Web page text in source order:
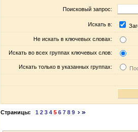
Поисковый запрос:
Искать в:
Не искать в ключевых словах:
Искать во всех группах ключевых слов:
Искать только в указанных группах:
Страницы: 1 2 3 4 5 6 7 8 9